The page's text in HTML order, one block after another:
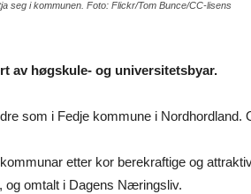
seg i kommunen. Foto: Flickr/Tom Bunce/CC-lisens
av høgskule- og universitetsbyar.
som i Fedje kommune i Nordhordland.
etter kor berekraftige og
og omtalt i Dagens Næringsliv.